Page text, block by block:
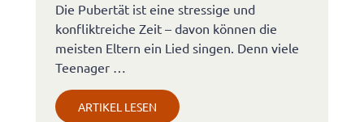
Die Pubertät ist eine stressige und
konfliktreiche Zeit – davon können die
meisten Eltern ein Lied singen. Denn viele
Teenager …
ARTIKEL LESEN